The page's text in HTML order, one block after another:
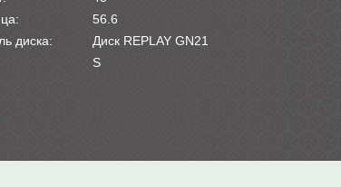
56.6
диска:
Диск REPLAY GN21
S